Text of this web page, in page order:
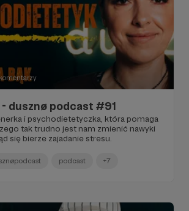
dusznø podcast #91
i psychodietetyczka, która pomaga
tak trudno jest nam zmienić nawyki
się bierze zajadanie stresu.
podcast +7